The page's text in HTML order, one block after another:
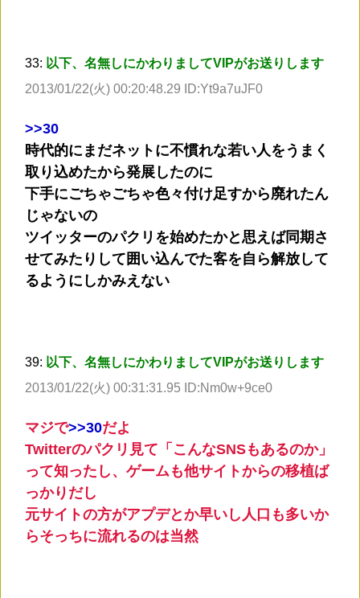
33: 以下、名無しにかわりましてVIPがお送りします
2013/01/22(火) 00:20:48.29 ID:Yt9a7uJF0
>>30
時代的にまだネットに不慣れな若い人をうまく
取り込めたから発展したのに
下手にごちゃごちゃ色々付け足すから廃れたん
じゃないの
ツイッターのパクリを始めたかと思えば同期さ
せてみたりして囲い込んでた客を自ら解放して
るようにしかみえない
39: 以下、名無しにかわりましてVIPがお送りします
2013/01/22(火) 00:31:31.95 ID:Nm0w+9ce0
マジで>>30だよ
Twitterのパクリ見て「こんなSNSもあるのか」
って知ったし、ゲームも他サイトからの移植ば
っかりだし
元サイトの方がアプデとか早いし人口も多いか
らそっちに流れるのは当然